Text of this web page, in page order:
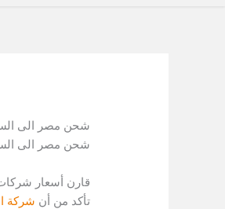
شحن مصر الى
شحن مصر الى
قارن أسعار
تأكد من أن شركة